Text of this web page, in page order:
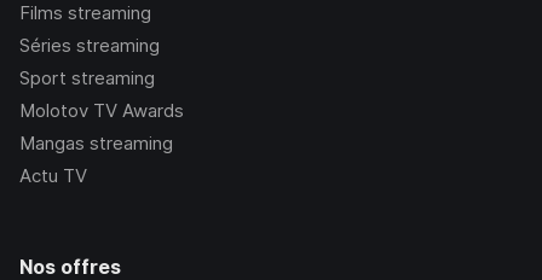
Films streaming
Séries streaming
Sport streaming
Molotov TV Awards
Mangas streaming
Actu TV
Nos offres